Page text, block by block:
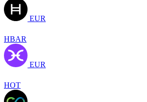
EUR
HBAR
EUR
HOT